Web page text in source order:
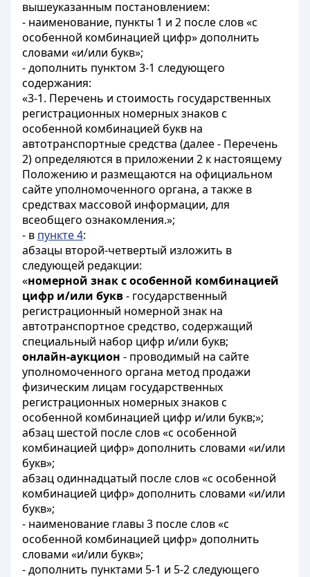
вышеуказанным постановлением:
- наименование, пункты 1 и 2 после слов «с
особенной комбинацией цифр» дополнить
словами «и/или букв»;
- дополнить пунктом 3-1 следующего
содержания:
«3-1. Перечень и стоимость государственных
регистрационных номерных знаков с
особенной комбинацией букв на
автотранспортные средства (далее - Перечень
2) определяются в приложении 2 к настоящему
Положению и размещаются на официальном
сайте уполномоченного органа, а также в
средствах массовой информации, для
всеобщего ознакомления.»;
- в пункте 4:
абзацы второй-четвертый изложить в
следующей редакции:
«номерной знак с особенной комбинацией
цифр и/или букв- государственный
регистрационный номерной знак на
автотранспортное средство, содержащий
специальный набор цифр и/или букв;
онлайн-аукцион - проводимый на сайте
уполномоченного органа метод продажи
физическим лицам государственных
регистрационных номерных знаков с
особенной комбинацией цифр и/или букв;»;
абзац шестой после слов «с особенной
комбинацией цифр» дополнить словами «и/или
букв»;
абзац одиннадцатый после слов «с особенной
комбинацией цифр» дополнить словами «и/или
букв»;
- наименование главы 3 после слов «с
особенной комбинацией цифр» дополнить
словами «и/или букв»;
- дополнить пунктами 5-1 и 5-2 следующего